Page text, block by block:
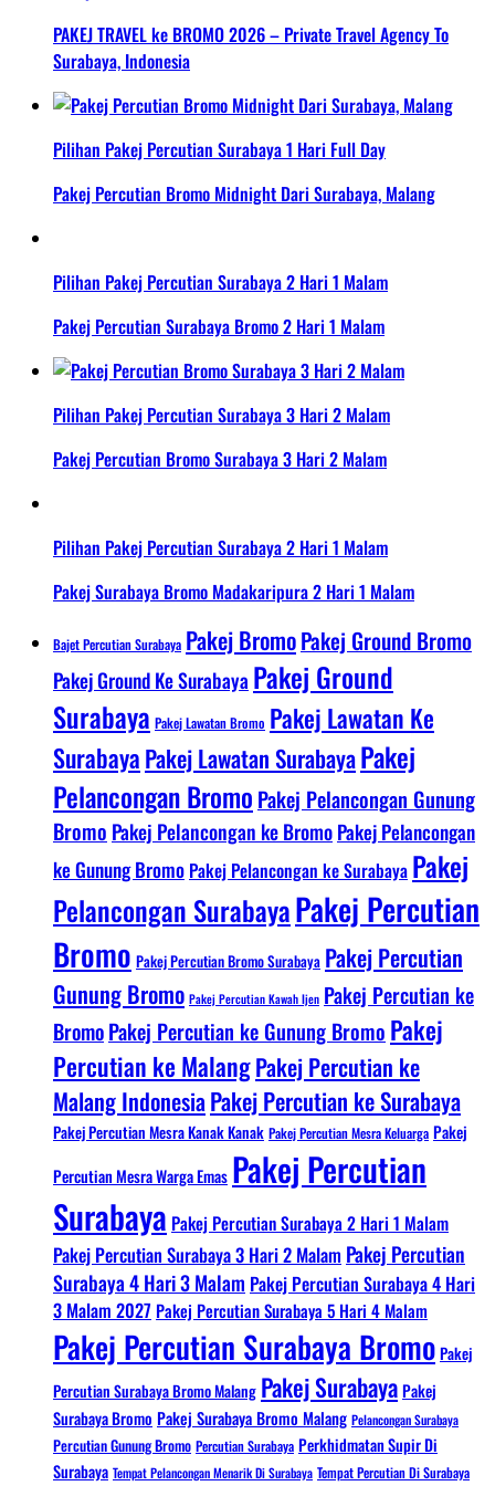
PAKEJ TRAVEL ke BROMO 2026 – Private Travel Agency To
Surabaya, Indonesia
Pilihan Pakej Percutian Surabaya 1 Hari Full Day
Pakej Percutian Bromo Midnight Dari Surabaya, Malang
Pilihan Pakej Percutian Surabaya 2 Hari 1 Malam
Pakej Percutian Surabaya Bromo 2 Hari 1 Malam
Pilihan Pakej Percutian Surabaya 3 Hari 2 Malam
Pakej Percutian Bromo Surabaya 3 Hari 2 Malam
Pilihan Pakej Percutian Surabaya 2 Hari 1 Malam
Pakej Surabaya Bromo Madakaripura 2 Hari 1 Malam
Bajet Percutian Surabaya Pakej BromoPakej Ground Bromo
Pakej Ground Ke Surabaya Pakej Ground
Surabaya Pakej Lawatan Bromo Pakej Lawatan Ke
SurabayaPakej Lawatan SurabayaPakej
Pelancongan Bromo Pakej Pelancongan Gunung
Bromo Pakej Pelancongan ke BromoPakej Pelancongan
ke Gunung Bromo Pakej Pelancongan ke Surabaya Pakej
Pelancongan SurabayaPakej Percutian
Bromo Pakej Percutian Bromo Surabaya Pakej Percutian
Gunung Bromo Pakej Percutian Kawah Ijen Pakej Percutian ke
BromoPakej Percutian ke Gunung Bromo Pakej
Percutian ke MalangPakej Percutian ke
Malang IndonesiaPakej Percutian ke Surabaya
Pakej Percutian Mesra Kanak Kanak Pakej Percutian Mesra Keluarga Pakej
Percutian Mesra Warga Emas Pakej Percutian
Surabaya Pakej Percutian Surabaya 2 Hari 1 Malam
Pakej Percutian Surabaya 3 Hari 2 Malam Pakej Percutian
Surabaya 4 Hari 3 Malam Pakej Percutian Surabaya 4 Hari
3 Malam 2027 Pakej Percutian Surabaya 5 Hari 4 Malam
Pakej Percutian Surabaya BromoPakej
Percutian Surabaya Bromo Malang Pakej SurabayaPakej
Surabaya Bromo Pakej Surabaya Bromo Malang Pelancongan Surabaya
Percutian Gunung Bromo Percutian Surabaya Perkhidmatan Supir Di
Surabaya Tempat Pelancongan Menarik Di Surabaya Tempat Percutian Di Surabaya